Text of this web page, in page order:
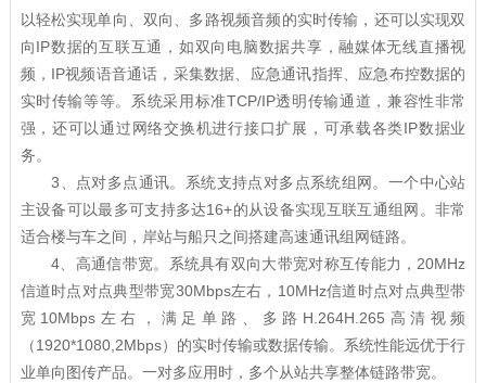
以轻松实现单向、双向、多路视频音频的实时传输，还可以实现双
向IP数据的互联互通，如双向电脑数据共享，融媒体无线直播视
频，IP视频语音通话，采集数据、应急通讯指挥、应急布控数据的
实时传输等等。系统采用标准TCP/IP透明传输通道，兼容性非常
强，还可以通过网络交换机进行接口扩展，可承载各类IP数据业
务。
3、点对多点通讯。系统支持点对多点系统组网。一个中心站
主设备可以最多可支持多达16+的从设备实现互联互通组网。非常
适合楼与车之间，岸站与船只之间搭建高速通讯组网链路。
4、高通信带宽。系统具有双向大带宽对称互传能力，20MHz
信道时点对点典型带宽30Mbps左右，10MHz信道时点对点典型带
宽10Mbps左右，满足单路、多路H.264H.265高清视频
（1920*1080,2Mbps）的实时传输或数据传输。系统性能远优于行
业单向图传产品。一对多应用时，多个从站共享整体链路带宽。